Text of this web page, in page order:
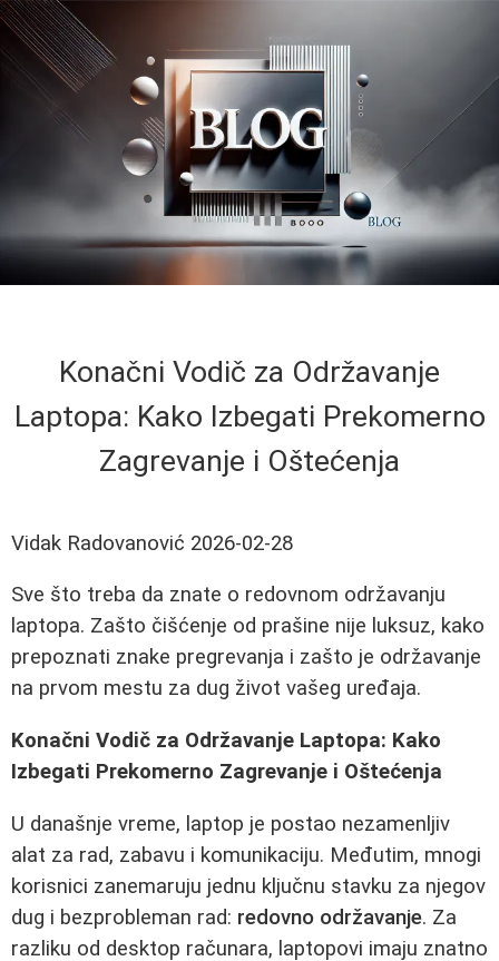
Konačni Vodič za Održavanje
Laptopa: Kako Izbegati Prekomerno
Zagrevanje i Oštećenja
Vidak Radovanović 2026-02-28
Sve što treba da znate o redovnom održavanju
laptopa. Zašto čišćenje od prašine nije luksuz, kako
prepoznati znake pregrevanja i zašto je održavanje
na prvom mestu za dug život vašeg uređaja.
Konačni Vodič za Održavanje Laptopa: Kako
Izbegati Prekomerno Zagrevanje i Oštećenja
U današnje vreme, laptop je postao nezamenljiv
alat za rad, zabavu i komunikaciju. Međutim, mnogi
korisnici zanemaruju jednu ključnu stavku za njegov
dug i bezprobleman rad: redovno održavanje. Za
razliku od desktop računara, laptopovi imaju znatno